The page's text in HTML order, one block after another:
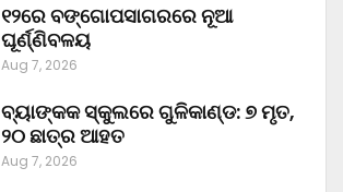
୧୨ରେ ବଙ୍ଗୋପସାଗରରେ ନୂଆ
ଘୂର୍ଣ୍ଣିବଳୟ
Aug 7, 2026
ବ୍ୟାଙ୍କକ ସ୍କୁଲରେ ଗୁଳିକାଣ୍ଡ: ୭ ମୃତ,
୨୦ ଛାତ୍ର ଆହତ
Aug 7, 2026